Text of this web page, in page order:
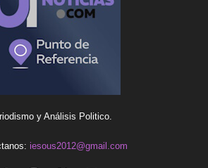
y Análisis Politico.
iesous2012@gmail.com